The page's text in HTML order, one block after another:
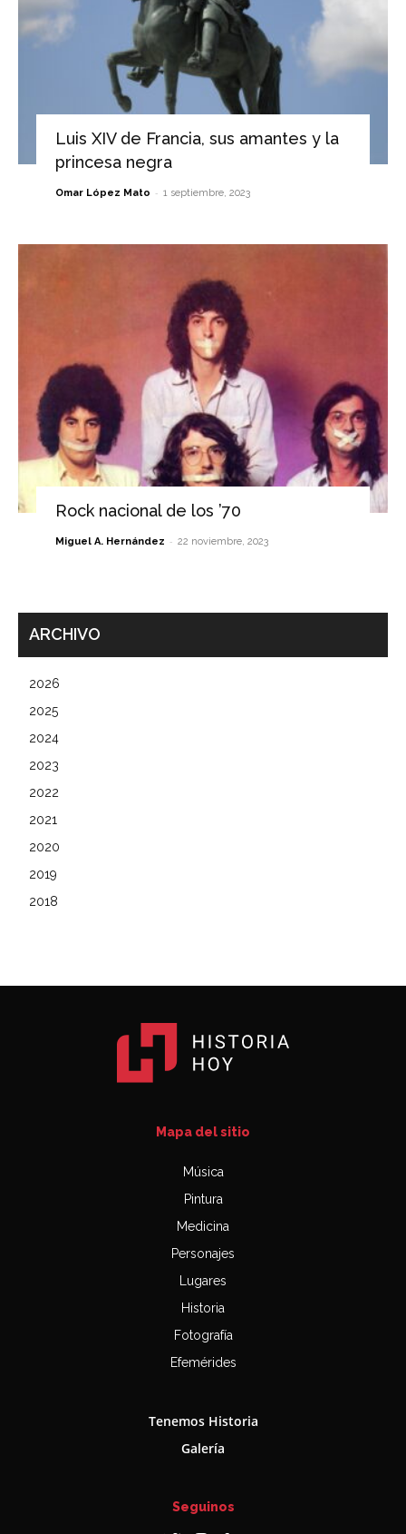
Luis XIV de Francia, sus amantes y la
princesa negra
Omar López Mato - 1 septiembre, 2023
Rock nacional de los ’70
Miguel A. Hernández - 22 noviembre, 2023
ARCHIVO
2026
2025
2024
2023
2022
2021
2020
2019
2018
Mapa del sitio
Música
Pintura
Medicina
Personajes
Lugares
Historia
Fotografía
Efemérides
Tenemos Historia
Galería
Seguinos